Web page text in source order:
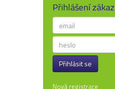
Přihlášení
Přihlásit se
Nová registrace